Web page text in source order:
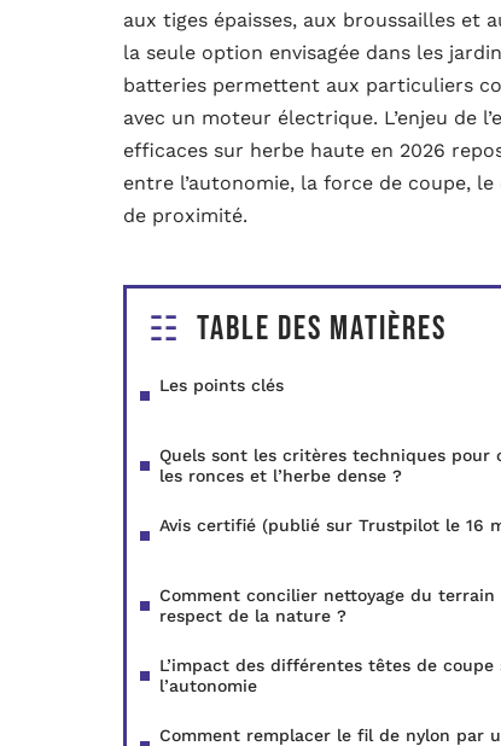
aux tiges épaisses, aux broussailles et
la seule option envisagée dans les
batteries permettent aux particuliers
avec un moteur électrique. L’enjeu de
efficaces sur herbe haute en 2026
entre l’autonomie, la force de coupe,
de proximité.
Table des matières
Les points clés
Quels sont les critères techniques pour
les ronces et l’herbe dense ?
Avis certifié (publié sur Trustpilot le 16
Comment concilier nettoyage du terrain
respect de la nature ?
L’impact des différentes têtes de coupe
l’autonomie
Comment remplacer le fil de nylon par